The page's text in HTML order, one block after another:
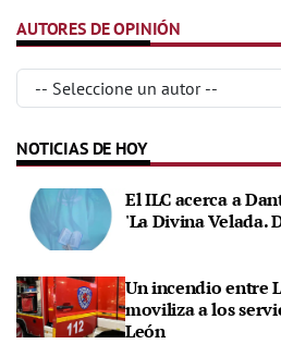
AUTORES DE OPINIÓN
NOTICIAS DE HOY
El ILC acerca a
'La Divina Velada.
Un incendio entre
moviliza a los
León